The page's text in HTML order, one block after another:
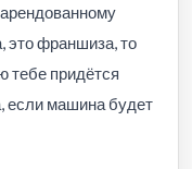
франшиза, то
тебе придётся
если машина будет